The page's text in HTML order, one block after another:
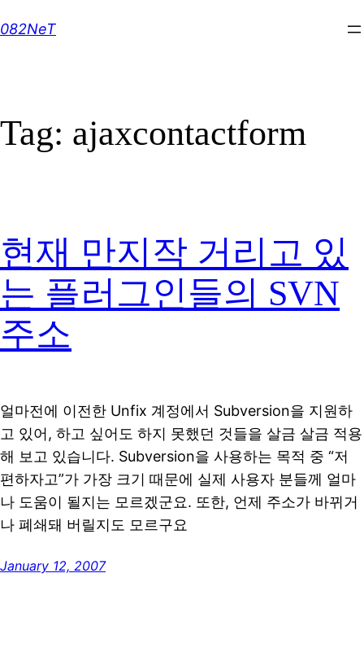
to
082NeT
Tag: ajaxcontactform
현재 만지작 거리고 있
는 플러그인들의 SVN
주소
얼마전에 이전한 Unfix 계정에서 Subversion을 지원하
고 있어, 하고 싶어도 하지 못했던 것들을 살금 살금 적용
해 보고 있습니다. Subversion을 사용하는 목적 중 “저
편하자고”가 가장 크기 때문에 실제 사용자 분들께 얼마
나 도움이 될지는 모르겠군요. 또한, 언제 주소가 바뀌거
나 폐쇄돼 버릴지도 모르구요
January 12, 2007